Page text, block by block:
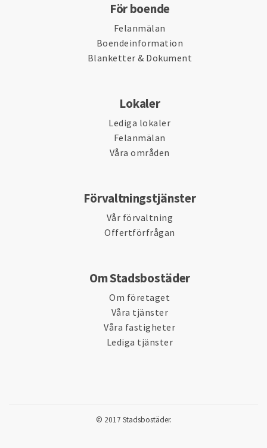
För boende
Felanmälan
Boendeinformation
Blanketter & Dokument
Lokaler
Lediga lokaler
Felanmälan
Våra områden
Förvaltningstjänster
Vår förvaltning
Offertförfrågan
Om Stadsbostäder
Om företaget
Våra tjänster
Våra fastigheter
Lediga tjänster
© 2017 Stadsbostäder.